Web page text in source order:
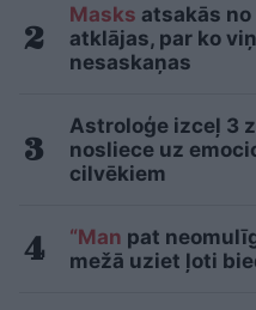
Masks atsakās
atklājas, par ko
nesaskaņas
Astroloģe izceļ 3
nosliece uz
cilvēkiem
“Man pat
mežā uziet ļoti